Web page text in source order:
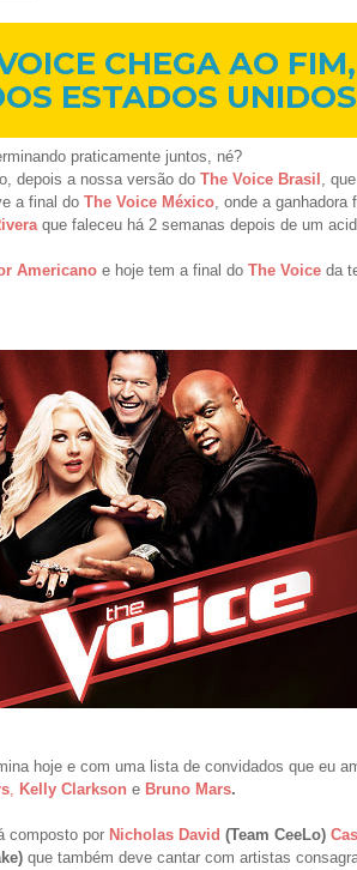
CHEGA AO
ESTADOS
praticamente juntos, né?
depois a nossa versão do The Voice Brasil ,
a final do The Voice México, onde a ganhadora
que faleceu há 2 semanas depois de um
Americano e hoje tem a final do The Voice da
hoje e com uma lista de convidados que eu
, Kelly Clarkson e Bruno Mars.
composto por Nicholas David (Team CeeLo)
que também deve cantar com artistas